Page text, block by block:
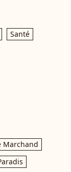
Santé
Marchand